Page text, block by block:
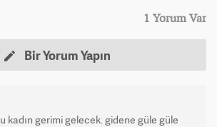
1 Yorum Var
Bir Yorum Yapın
kadın gerimi gelecek. gidene güle güle